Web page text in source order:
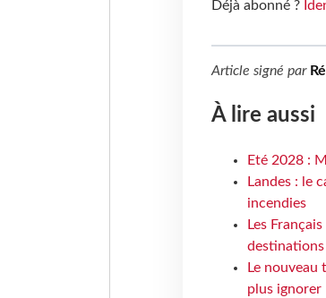
Déjà abonné ?
Article signé par
À lire aussi
Eté 2028 :
Landes : le
incendies
Les
destinations
Le
plus ignorer